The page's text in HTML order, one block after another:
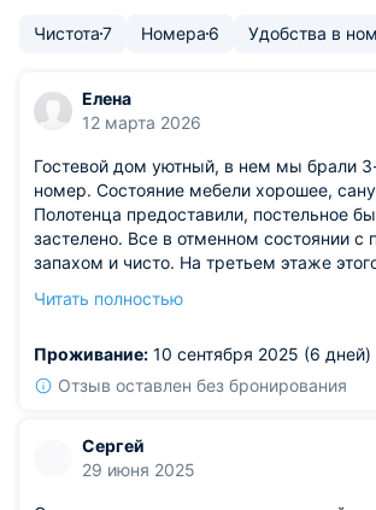
Чистота7 Номера 6 Удобства в
Елена
12 марта 2026
Гостевой дом уютный, в нем мы брали
номер. Состояние мебели хорошее,
Полотенца предоставили, постельное
застелено. Все в отменном состоянии с
запахом и чисто. На третьем этаже
бассейн, но к недостаткам отнесу
жары не очень уютно.
Читать полностью
Проживание: 10 сентября 2025 (6 дней)
Отзыв оставлен без бронирования
Сергей
29 июня 2025